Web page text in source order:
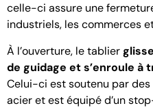
celle-ci assure une
industriels, les commerces
À l’ouverture, le tablier
de guidage et s’enroule à
Celui-ci est soutenu par des
acier et est équipé d’un